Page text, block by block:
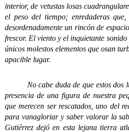
interior, de vetustas losas
el peso del tiempo; enredaderas
desordenadamente un rincón de
frescor. El viento y el inquietante
únicos molestos elementos que osan
apacible lugar.
No cabe duda de que estos dos
presencia de una figura de nuestra
que merecen ser rescatados, uno del
para vanagloriar y saber valorar la
Gutiérrez dejó en esta lejana tierra